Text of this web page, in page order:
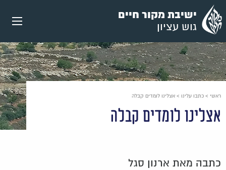
עבור
אל
תוכן
העמוד
ישיבת מקור חיים
גוש עציון
ראשי > כתבו עלינו > אצלינו לומדים קבלה
אצלינו לומדים קבלה
כתבה מאת ארנון סגל